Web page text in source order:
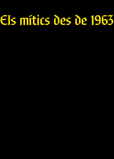
Els mítics des de 1963